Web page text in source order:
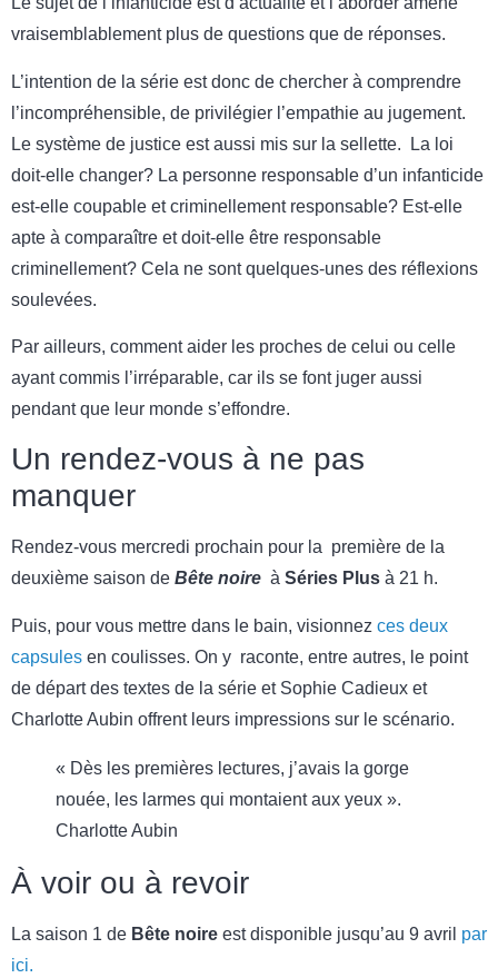
vraisemblablement plus de questions que de réponses.
L’intention de la série est donc de chercher à comprendre
l’incompréhensible, de privilégier l’empathie au jugement.
Le système de justice est aussi mis sur la sellette. La loi
doit-elle changer? La personne responsable d’un infanticide
est-elle coupable et criminellement responsable? Est-elle
apte à comparaître et doit-elle être responsable
criminellement? Cela ne sont quelques-unes des réflexions
soulevées.
Par ailleurs, comment aider les proches de celui ou celle
ayant commis l’irréparable, car ils se font juger aussi
pendant que leur monde s’effondre.
Un rendez-vous à ne pas
manquer
Rendez-vous mercredi prochain pour la première de la
deuxième saison de Bête noire à Séries Plus à 21 h.
Puis, pour vous mettre dans le bain, visionnez ces deux
capsules en coulisses. On y raconte, entre autres, le point
de départ des textes de la série et Sophie Cadieux et
Charlotte Aubin offrent leurs impressions sur le scénario.
« Dès les premières lectures, j’avais la gorge
nouée, les larmes qui montaient aux yeux ».
Charlotte Aubin
À voir ou à revoir
La saison 1 de Bête noire est disponible jusqu’au 9 avril par
ici.